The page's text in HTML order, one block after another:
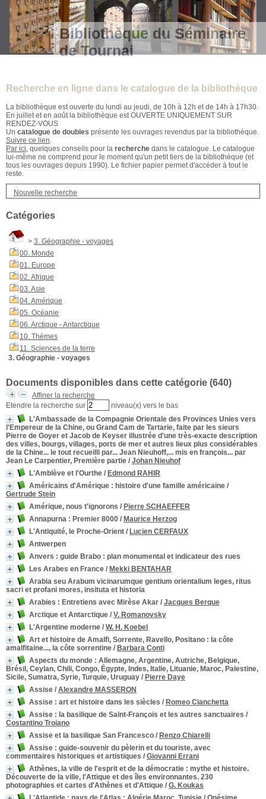
Bibliothèque du Séminaire
de Tournai
Recherche en ligne dans le catalogue de la bibliothèque
La bibliothèque est ouverte du lundi au jeudi, de 10h à 12h et de 14h à 17h30.
En juillet et en août la bibliothèque est OUVERTE UNIQUEMENT SUR
RENDEZ-VOUS
Un catalogue de doubles présente les ouvrages revendus par la bibliothèque.
Suivre ce lien.
Par ici, quelques conseils pour la recherche dans le catalogue. Le catalogue
lui-même ne comprend pour le moment qu'un petit tiers de la bibliothèque (et
tous les ouvrages depuis 1990). Le fichier papier permet d'accéder à tout le
reste.
Nouvelle recherche
Catégories
> 3. Géographie - voyages
00. Monde
01. Europe
02. Afrique
03. Asie
04. Amérique
05. Océanie
06. Arctique - Antarctique
10. Thèmes
11. Sciences de la terre
3. Géographie - voyages
Documents disponibles dans cette catégorie (640)
Affiner la recherche
Etendre la recherche sur
niveau(x) vers le bas
L'Ambassade de la Compagnie Orientale des Provinces Unies vers
l'Empereur de la Chine, ou Grand Cam de Tartarie, faite par les sieurs
Pierre de Goyer et Jacob de Keyser illustrée d'une très-exacte description
des villes, bourgs, villages, ports de mer et autres lieux plus considérables
de la Chine... le tout recueilli par... Jean Nieuhoff,... mis en françois... par
Jean Le Carpentier, Première partie / Johan Nieuhof
L'Amblève et l'Ourthe / Edmond RAHIR
Américains d'Amérique : histoire d'une famille américaine /
Gertrude Stein
Amérique, nous t'ignorons / Pierre SCHAEFFER
Annapurna : Premier 8000 / Maurice Herzog
L'Antiquité, le Proche-Orient / Lucien CERFAUX
Antwerpen
Anvers : guide Brabo : plan monumental et indicateur des rues
Les Arabes en France / Mekki BENTAHAR
Arabia seu Arabum vicinarumque gentium orientalium leges, ritus
sacri et profani mores, insituta et historia
Arabies : Entretiens avec Mirèse Akar / Jacques Berque
Arctique et Antarctique / V. Romanovsky
L'Argentine moderne / W. H. Koebel
Art et histoire de Amalfi, Sorrente, Ravello, Positano : la côte
amalfitaine..., la côte sorrentine / Barbara Conti
Aspects du monde : Allemagne, Argentine, Autriche, Belgique,
Brésil, Ceylan, Chili, Congo, Égypte, Indes, Italie, Lituanie, Maroc, Palestine,
Sicile, Sumatra, Syrie, Turquie, Uruguay / Pierre Daye
Assise / Alexandre MASSERON
Assise : art et histoire dans les siècles / Romeo Cianchetta
Assise : la basilique de Saint-François et les autres sanctuaires /
Costantino Troiano
Assise et la basilique San Francesco / Renzo Chiarelli
Assise : guide-souvenir du pèlerin et du touriste, avec
commentaires historiques et artistiques / Giovanni Errani
Athènes, la ville de l'esprit et de la démocratie : mythe et histoire.
Découverte de la ville, l'Attique et des îles environnantes. 230
photographies et cartes d'Athènes et d'Attique / G. Koukas